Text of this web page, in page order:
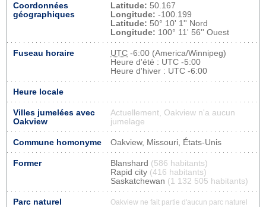
Coordonnées
géographiques
Latitude: 50.167
Longitude: -100.199
Latitude: 50° 10' 1'' Nord
Longitude: 100° 11' 56'' Ouest
Fuseau horaire UTC -6:00 (America/Winnipeg)
Heure d'été : UTC -5:00
Heure d'hiver : UTC -6:00
Heure locale
Villes jumelées avec
Oakview
Actuellement, Oakview n'a aucun
jumelage
Commune homonyme Oakview, Missouri, États-Unis
Former Blanshard (586 habitants)
Rapid city (416 habitants)
Saskatchewan (1 132 505 habitants)
Parc naturel Oakview ne fait partie d'aucun parc naturel